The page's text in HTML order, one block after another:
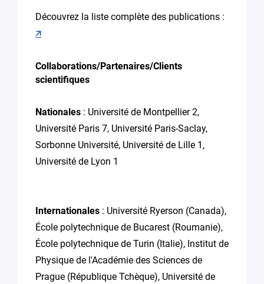
Découvrez la liste complète des publications :
🡭
Collaborations/Partenaires/Clients
scientifiques
Nationales : Université de Montpellier 2,
Université Paris 7, Université Paris-Saclay,
Sorbonne Université, Université de Lille 1,
Université de Lyon 1
Internationales : Université Ryerson (Canada),
École polytechnique de Bucarest (Roumanie),
École polytechnique de Turin (Italie), Institut de
Physique de l'Académie des Sciences de
Prague (République Tchèque), Université de